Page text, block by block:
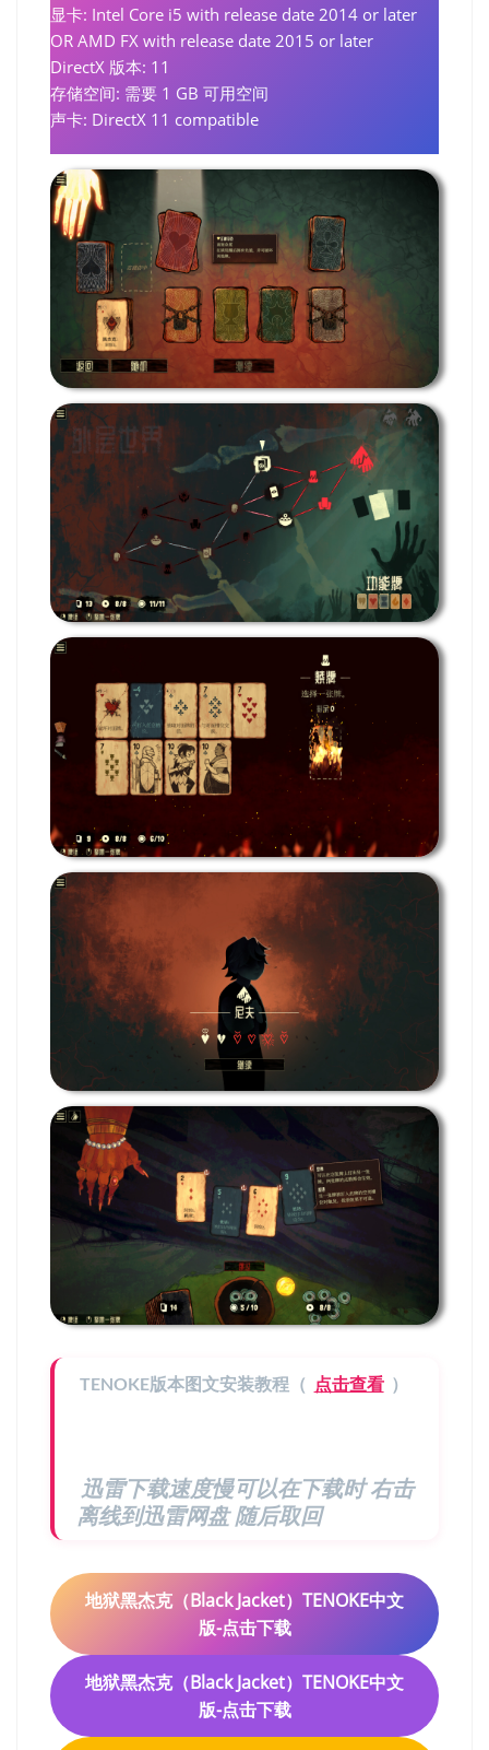
显卡: Intel Core i5 with release date 2014 or later
OR AMD FX with release date 2015 or later
DirectX 版本: 11
存储空间: 需要 1 GB 可用空间
声卡: DirectX 11 compatible
TENOKE版本图文安装教程（ 点击查看 ）
迅雷下载速度慢可以在下载时 右击
离线到迅雷网盘 随后取回
地狱黑杰克（Black Jacket）TENOKE中文
版-点击下载
地狱黑杰克（Black Jacket）TENOKE中文
版-点击下载